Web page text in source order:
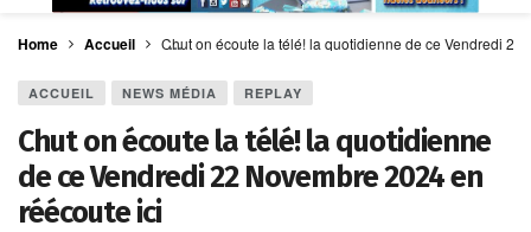
Home Accueil Chut on écoute la télé! la quotidienne de ce Vendredi
ACCUEIL NEWS MÉDIA REPLAY
Chut on écoute la télé! la quotidienne
de ce Vendredi 22 Novembre 2024 en
réécoute ici